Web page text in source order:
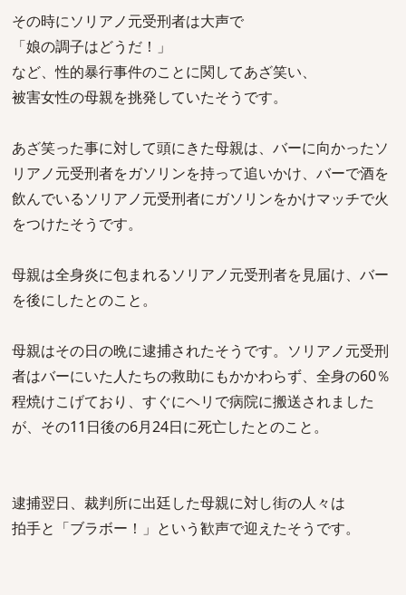
その時にソリアノ元受刑者は大声で
「娘の調子はどうだ！」
など、性的暴行事件のことに関してあざ笑い、
被害女性の母親を挑発していたそうです。
あざ笑った事に対して頭にきた母親は、バーに向かったソ
リアノ元受刑者をガソリンを持って追いかけ、バーで酒を
飲んでいるソリアノ元受刑者にガソリンをかけマッチで火
をつけたそうです。
母親は全身炎に包まれるソリアノ元受刑者を見届け、バー
を後にしたとのこと。
母親はその日の晩に逮捕されたそうです。ソリアノ元受刑
者はバーにいた人たちの救助にもかかわらず、全身の60％
程焼けこげており、すぐにヘリで病院に搬送されました
が、その11日後の6月24日に死亡したとのこと。
逮捕翌日、裁判所に出廷した母親に対し街の人々は
拍手と「ブラボー！」という歓声で迎えたそうです。